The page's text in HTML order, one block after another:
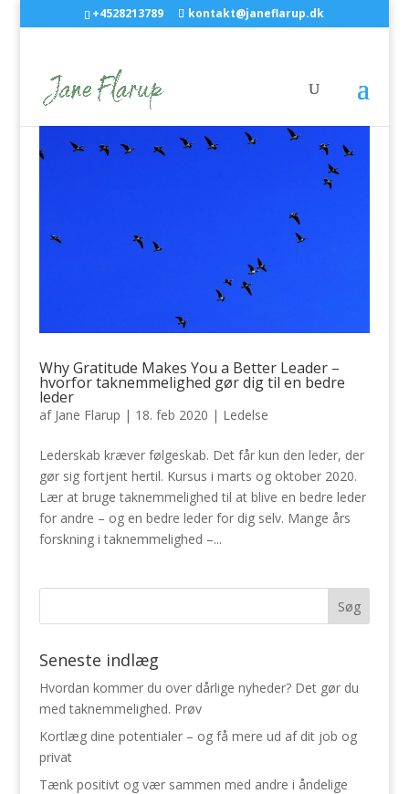
+4528213789 kontakt@janeflarup.dk
Why Gratitude Makes You a Better Leader –
hvorfor taknemmelighed gør dig til en bedre
leder
af Jane Flarup | 18. feb 2020 | Ledelse
Lederskab kræver følgeskab. Det får kun den leder, der
gør sig fortjent hertil. Kursus i marts og oktober 2020.
Lær at bruge taknemmelighed til at blive en bedre leder
for andre – og en bedre leder for dig selv. Mange års
forskning i taknemmelighed –...
Seneste indlæg
Hvordan kommer du over dårlige nyheder? Det gør du
med taknemmelighed. Prøv
Kortlæg dine potentialer – og få mere ud af dit job og
privat
Tænk positivt og vær sammen med andre i åndelige